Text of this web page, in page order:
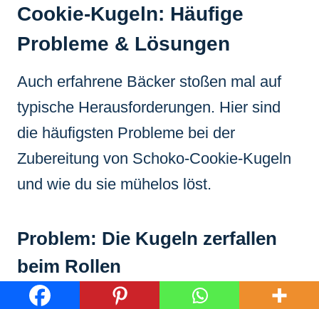
Cookie-Kugeln: Häufige
Probleme & Lösungen
Auch erfahrene Bäcker stoßen mal auf
typische Herausforderungen. Hier sind
die häufigsten Probleme bei der
Zubereitung von Schoko-Cookie-Kugeln
und wie du sie mühelos löst.
Problem: Die Kugeln zerfallen
beim Rollen
Lösung: Das ist ein eindeutiges Zeichen